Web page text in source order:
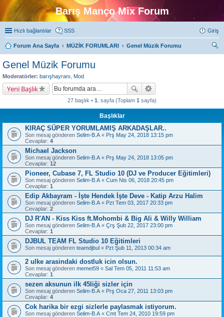
Barış Manço Mix Forum
Hızlı bağlantılar SSS Giriş
Forum Ana Sayfa MÜZİK FORUMLARI
Genel Müzik Forumu
Genel Müzik Forumu
Moderatörler: barışhayranı Mod
Yeni Başlık
27 başlık • 1 . sayfa (Toplam 1 sayfa)
Başlıklar
KIRAÇ SÜPER YORUMLAMIŞ ARKADAŞLAR..
Son mesaj gönderen Selim-B.A « Prş May 24, 2018 13:15 pm
Cevaplar: 4
Michael Jackson
Son mesaj gönderen Selim-B.A « Prş May 24, 2018 13:05 pm
Cevaplar: 12
Pioneer, Cubase 7, FL Studio 10 (DJ ve Producer Eğitimleri)
Son mesaj gönderen Selim-B.A « Cum Nis 06, 2018 20:45 pm
Cevaplar: 1
Edip Akbayram - İşte Hendek İşte Deve - Katip Arzu Halim
Son mesaj gönderen Selim-B.A « Pzt Tem 03, 2017 20:33 pm
Cevaplar: 2
DJ R'AN - Kiss Kiss ft.Mohombi & Big Ali & Willy William
Son mesaj gönderen Selim-B.A « Çrş Şub 22, 2017 23:00 pm
Cevaplar: 1
DJBUL TEAM FL Studio 10 Eğitimleri
Son mesaj gönderen teamdjbul « Pzt Şub 11, 2013 00:34 am
2 ulke arasindaki dostluk icin olsun.
Son mesaj gönderen memet59 « Sal Tem 05, 2011 11:53 am
Cevaplar: 1
sezen aksunun ilk 45liği sizler için
Son mesaj gönderen Selim-B.A « Prş Oca 27, 2011 13:03 pm
Cevaplar: 4
Cok harika bir ezgi sizlerle paylasmak istiyorum.
Son mesaj gönderen Selim-B.A « Cmt Tem 24, 2010 19:59 pm